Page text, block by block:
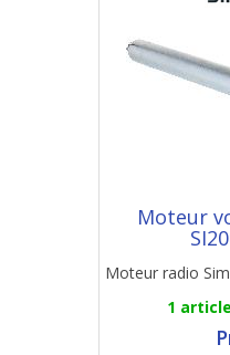
Moteur
Moteur radio
1